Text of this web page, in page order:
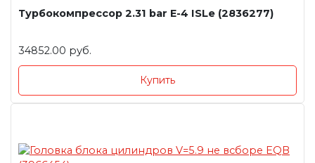
Турбокомпрессор 2.31 bar E-4 ISLe (2836277)
34852.00 руб.
Купить